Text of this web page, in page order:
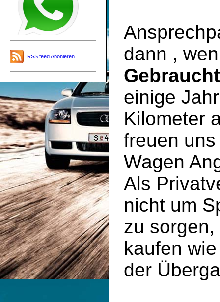
RSS feed Abonieren
dann ,
einige
Kilometer
freuen
Wagen
Als
nicht um
zu
kaufen
der